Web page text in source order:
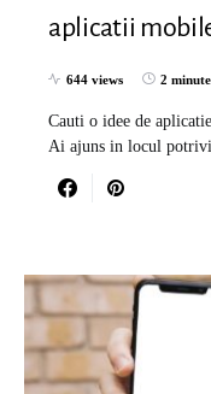
aplicatii
644 views 2
Cauti o idee de
Ai ajuns in locul